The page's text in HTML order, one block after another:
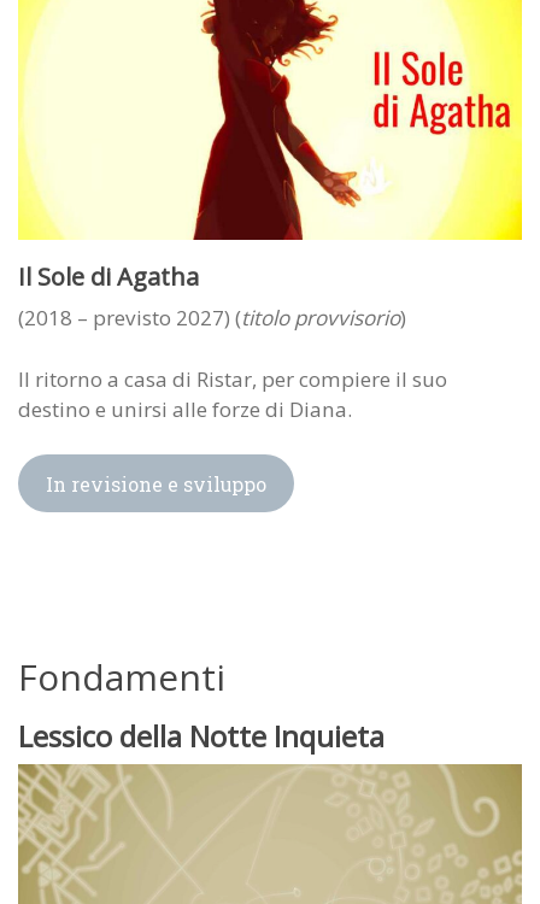
Il Sole di Agatha
(2018 – previsto 2027) (titolo provvisorio)
Il ritorno a casa di Ristar, per compiere il suo
destino e unirsi alle forze di Diana.
In revisione e sviluppo
Fondamenti
Lessico della Notte Inquieta